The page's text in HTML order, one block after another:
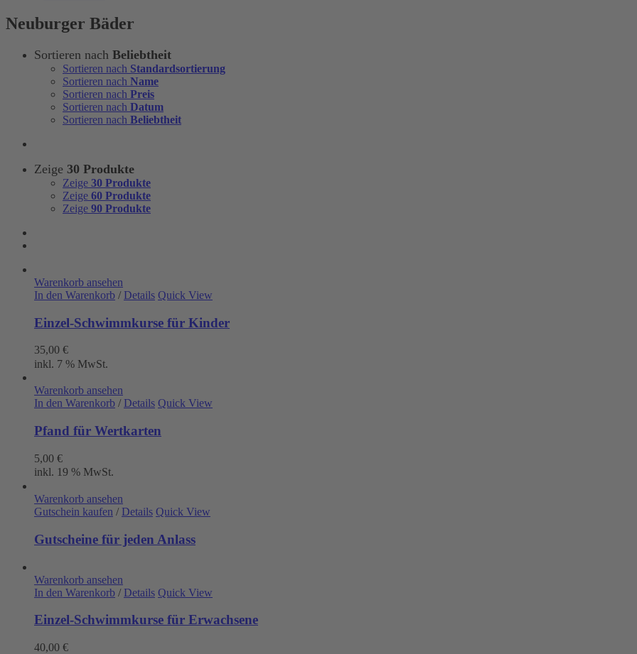
Neuburger Bäder
Sortieren nach Beliebtheit
Sortieren nach Standardsortierung
Sortieren nach Name
Sortieren nach Preis
Sortieren nach Datum
Sortieren nach Beliebtheit
Zeige 30 Produkte
Zeige 30 Produkte
Zeige 60 Produkte
Zeige 90 Produkte
Warenkorb ansehen
In den Warenkorb / Details Quick View
Einzel-Schwimmkurse für Kinder
35,00 €
inkl. 7 % MwSt.
Warenkorb ansehen
In den Warenkorb / Details Quick View
Pfand für Wertkarten
5,00 €
inkl. 19 % MwSt.
Warenkorb ansehen
Gutschein kaufen / Details Quick View
Gutscheine für jeden Anlass
Warenkorb ansehen
In den Warenkorb / Details Quick View
Einzel-Schwimmkurse für Erwachsene
40,00 €